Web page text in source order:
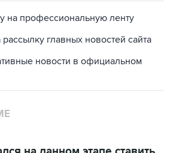
главных новостей сайта
новости в официальном
между ЕАЭС и ЕС